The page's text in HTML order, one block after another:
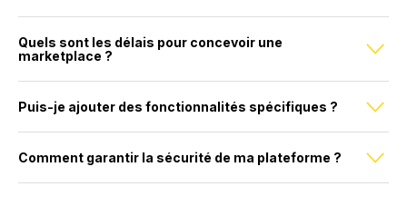
Quels sont les délais pour concevoir une
marketplace ?
Puis-je ajouter des fonctionnalités spécifiques ?
Comment garantir la sécurité de ma plateforme ?